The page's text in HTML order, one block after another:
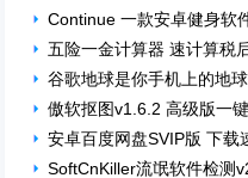
Continue 一款安卓健身软
五险一金计算器 速计算税
谷歌地球是你手机上的地
傲软抠图v1.6.2 高级版一
安卓百度网盘SVIP版 下载
SoftCnKiller流氓软件检测